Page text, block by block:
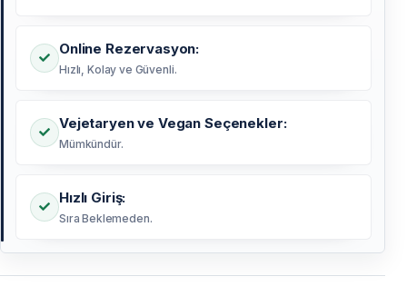
Online Rezervasyon:
Hızlı, Kolay ve Güvenli.
Vejetaryen ve Vegan Seçenekler:
Mümkündür.
Hızlı Giriş:
Sıra Beklemeden.